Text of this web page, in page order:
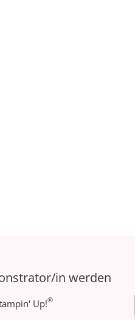
in werden
Up!®